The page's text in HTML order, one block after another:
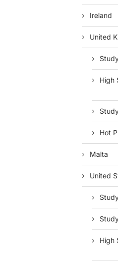
Ireland
United
High
Hot
Malta
United
High